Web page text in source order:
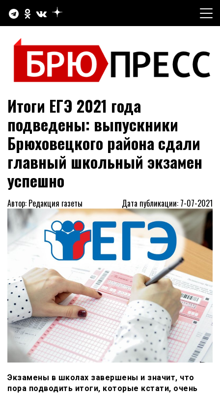
содержимому
БРЮПРЕСС
Официальный сайт газеты "Брюховецкие новости"
Итоги ЕГЭ 2021 года
подведены: выпускники
Брюховецкого района сдали
главный школьный экзамен
успешно
Автор: Редакция газеты Дата публикации: 7-07-2021
Экзамены в школах завершены и значит, что
пора подводить итоги, которые кстати, очень